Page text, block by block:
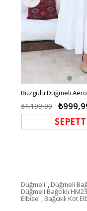
Büzgülü Düğmeli
₺1.199,99
Düğmeli ,Düğmeli
Düğmeli Bağcıklı
Elbise ,Bağcıklı Kot